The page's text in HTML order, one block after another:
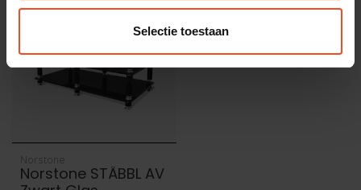
Selectie toestaan
Norstone
Norstone STÄBBL AV